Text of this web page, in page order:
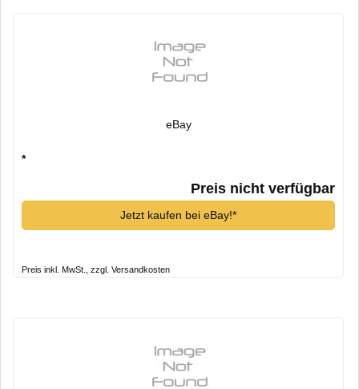
eBay
*
Preis nicht verfügbar
Jetzt kaufen bei eBay!*
Preis inkl. MwSt., zzgl. Versandkosten